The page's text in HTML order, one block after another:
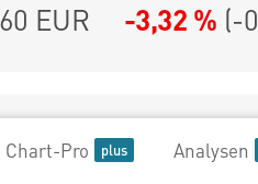
EUR -3,32 % (-
Chart-Pro Analysen